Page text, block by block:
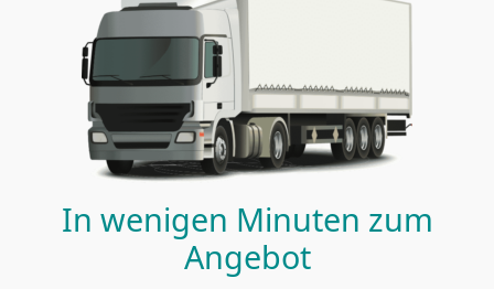
In wenigen Minuten zum
Angebot